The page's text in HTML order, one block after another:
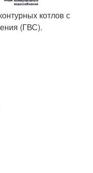
котлов с
(ГВС).